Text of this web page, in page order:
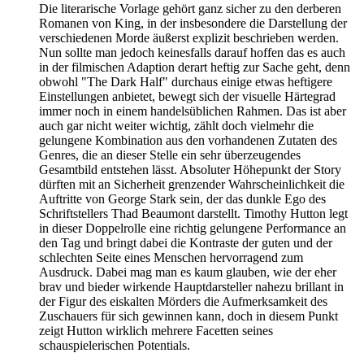
Die literarische Vorlage gehört ganz sicher zu den derberen
Romanen von King, in der insbesondere die Darstellung der
verschiedenen Morde äußerst explizit beschrieben werden.
Nun sollte man jedoch keinesfalls darauf hoffen das es auch
in der filmischen Adaption derart heftig zur Sache geht, denn
obwohl "The Dark Half" durchaus einige etwas heftigere
Einstellungen anbietet, bewegt sich der visuelle Härtegrad
immer noch in einem handelsüblichen Rahmen. Das ist aber
auch gar nicht weiter wichtig, zählt doch vielmehr die
gelungene Kombination aus den vorhandenen Zutaten des
Genres, die an dieser Stelle ein sehr überzeugendes
Gesamtbild entstehen lässt. Absoluter Höhepunkt der Story
dürften mit an Sicherheit grenzender Wahrscheinlichkeit die
Auftritte von George Stark sein, der das dunkle Ego des
Schriftstellers Thad Beaumont darstellt. Timothy Hutton legt
in dieser Doppelrolle eine richtig gelungene Performance an
den Tag und bringt dabei die Kontraste der guten und der
schlechten Seite eines Menschen hervorragend zum
Ausdruck. Dabei mag man es kaum glauben, wie der eher
brav und bieder wirkende Hauptdarsteller nahezu brillant in
der Figur des eiskalten Mörders die Aufmerksamkeit des
Zuschauers für sich gewinnen kann, doch in diesem Punkt
zeigt Hutton wirklich mehrere Facetten seines
schauspielerischen Potentials.